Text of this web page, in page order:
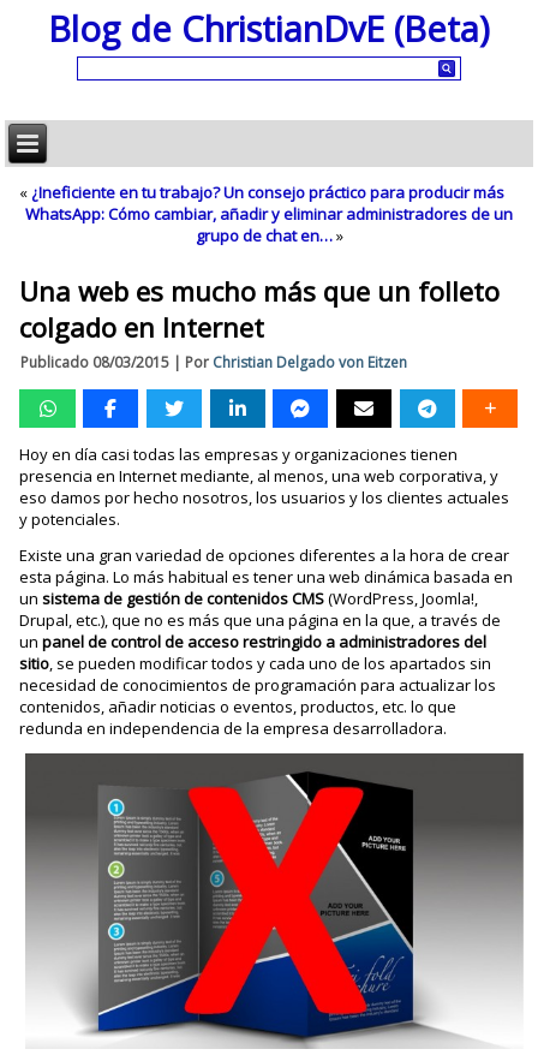
Blog de ChristianDvE (Beta)
« ¿Ineficiente en tu trabajo? Un consejo práctico para producir más
WhatsApp: Cómo cambiar, añadir y eliminar administradores de un
grupo de chat en…»
Una web es mucho más que un folleto
colgado en Internet
Publicado 08/03/2015 | Por Christian Delgado von Eitzen
Hoy en día casi todas las empresas y organizaciones tienen
presencia en Internet mediante, al menos, una web corporativa, y
eso damos por hecho nosotros, los usuarios y los clientes actuales
y potenciales.
Existe una gran variedad de opciones diferentes a la hora de crear
esta página. Lo más habitual es tener una web dinámica basada en
unsistema de gestión de contenidos CMS(WordPress, Joomla!,
Drupal, etc.), que no es más que una página en la que, a través de
unpanel de control de acceso restringido a administradores del
sitio, se pueden modificar todos y cada uno de los apartados sin
necesidad de conocimientos de programación para actualizar los
contenidos, añadir noticias o eventos, productos, etc. lo que
redunda en independencia de la empresa desarrolladora.